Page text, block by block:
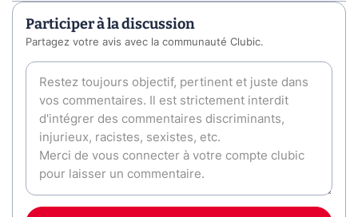
Participer à la discussion
Partagez votre avis avec la communauté Clubic.